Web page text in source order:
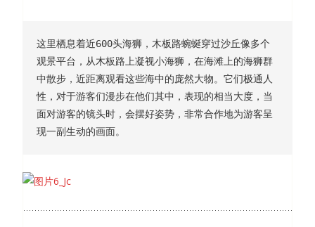
这里栖息着近600头海狮，木板路蜿蜒穿过沙丘像多个
观景平台，从木板路上凝视小海狮，在海滩上的海狮群
中散步，近距离观看这些海中的庞然大物。它们极通人
性，对于游客们漫步在他们其中，表现的相当大度，当
面对游客的镜头时，会摆好姿势，非常合作地为游客呈
现一副生动的画面。